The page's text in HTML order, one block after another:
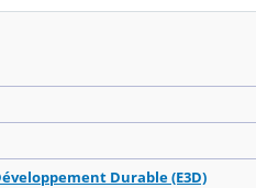
Durable (E3D)